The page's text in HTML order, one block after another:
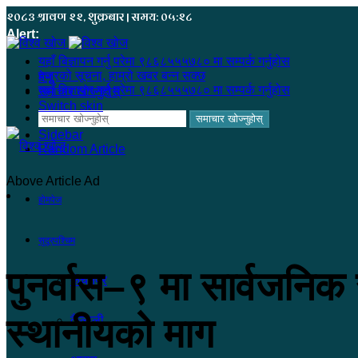
२०८३ श्रावण २२, शुक्रबार | समय: ०५:२८
Alert:
यहाँ बिज्ञापन गर्नु परेमा ९८६८५५५७८० मा सम्पर्क गर्नुहोस
हजुरको सूचना, हाम्रो खबर बन्न सक्छ
यहाँ बिज्ञापन गर्नु परेमा ९८६८५५५७८० मा सम्पर्क गर्नुहोस
समाचार खोज्नुहोस्
Sidebar
Random Article
मेनू
समाचार खोज्नुहोस्
Switch skin
होमपेज
सुदूरपश्चिम
कंचनपुर
कैलाली
Above Article Ad
पुनर्वास–९ मा
स्थानीयको माग